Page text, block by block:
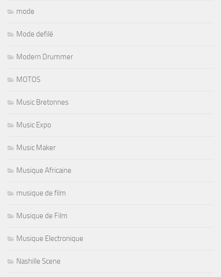
mode
Mode defilé
Modern Drummer
MOTOS
Music Bretonnes
Music Expo
Music Maker
Musique Africaine
musique de film
Musique de Film
Musique Electronique
Nashille Scene